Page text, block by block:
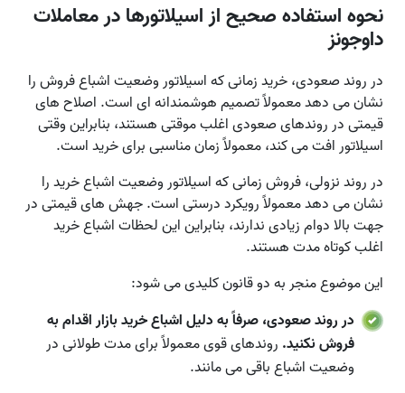
نحوه استفاده صحیح از اسیلاتورها در معاملات
داوجونز
در روند صعودی، خرید زمانی که اسیلاتور وضعیت اشباع فروش را
نشان می دهد معمولاً تصمیم هوشمندانه ای است. اصلاح های
قیمتی در روندهای صعودی اغلب موقتی هستند، بنابراین وقتی
اسیلاتور افت می کند، معمولاً زمان مناسبی برای خرید است.
در روند نزولی، فروش زمانی که اسیلاتور وضعیت اشباع خرید را
نشان می دهد معمولاً رویکرد درستی است. جهش های قیمتی در
جهت بالا دوام زیادی ندارند، بنابراین این لحظات اشباع خرید
اغلب کوتاه مدت هستند.
این موضوع منجر به دو قانون کلیدی می شود:
در روند صعودی، صرفاً به دلیل اشباع خرید بازار اقدام به
فروش نکنید. روندهای قوی معمولاً برای مدت طولانی در
وضعیت اشباع باقی می مانند.